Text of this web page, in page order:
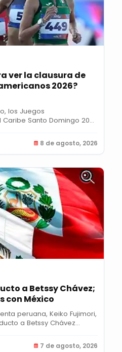
ver la clausura de
2026?
los Juegos
Santo Domingo 2026
8 de agosto, 2026
a Betssy Chávez;
con México
peruana, Keiko Fujimori,
a Betssy Chávez...
7 de agosto, 2026